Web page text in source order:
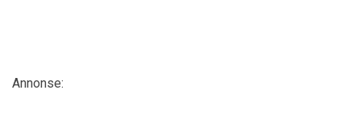
Annonse: